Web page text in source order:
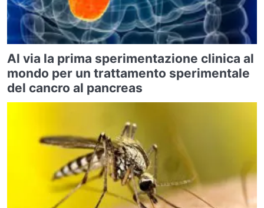
Al via la prima sperimentazione clinica al
mondo per un trattamento sperimentale
del cancro al pancreas